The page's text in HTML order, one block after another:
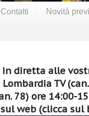
Contatti Novità
in diretta alle
TV
78) ore 14:00-
web (clicca sul